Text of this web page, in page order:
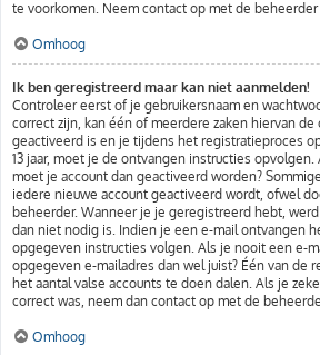
te voorkomen. Neem contact op met de
Omhoog
Ik ben geregistreerd maar kan niet aanmelden!
Controleer eerst of je gebruikersnaam en
correct zijn, kan één of meerdere zaken hiervan de
geactiveerd is en je tijdens het registratieproces
13 jaar, moet je de ontvangen instructies
moet je account dan geactiveerd worden?
iedere nieuwe account geactiveerd wordt, ofwel
beheerder. Wanneer je je geregistreerd hebt,
dan niet nodig is. Indien je een e-mail ontvangen
opgegeven instructies volgen. Als je nooit een e-
opgegeven e-mailadres dan wel juist? Één van de
het aantal valse accounts te doen dalen. Als je
correct was, neem dan contact op met de
Omhoog